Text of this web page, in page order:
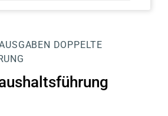
DOPPELTE